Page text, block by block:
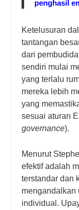
penghasil
Ketelusuran
tantangan
dari
sendiri mulai
yang terlalu
mereka lebih
yang
sesuai aturan
governance).
Menurut
efektif adalah
terstandar dan
mengandalkan
individual.